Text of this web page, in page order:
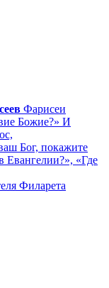
Фарисеи
Божие?» И
Бог, покажите
Евангелии?», «Где
Филарета